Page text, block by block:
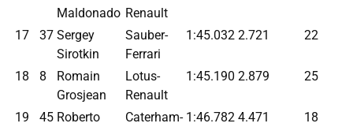
Maldonado Renault
17 37 Sergey
Sirotkin
Sauber-
Ferrari
1:45.032 2.721 22
18 8
Romain
Grosjean
Lotus-
Renault
1:45.190 2.879 25
19 45 Roberto
Caterham- 1:46.782 4.471 18